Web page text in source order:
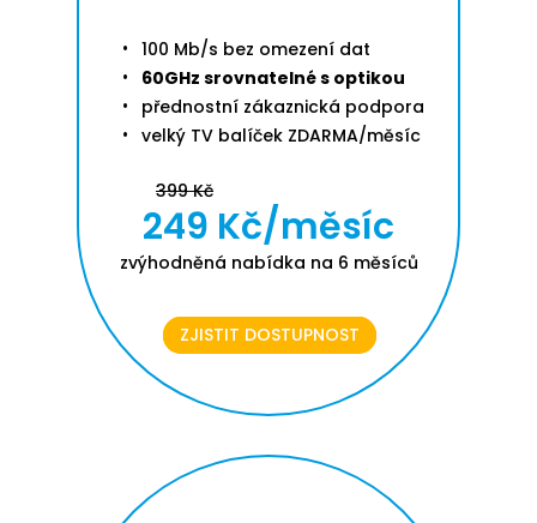
100 Mb/s bez omezení dat
60GHz srovnatelné s optikou
přednostní zákaznická podpora
velký TV balíček ZDARMA/měsíc
399 Kč
249 Kč/měsíc
zvýhodněná nabídka na 6 měsíců
ZJISTIT DOSTUPNOST